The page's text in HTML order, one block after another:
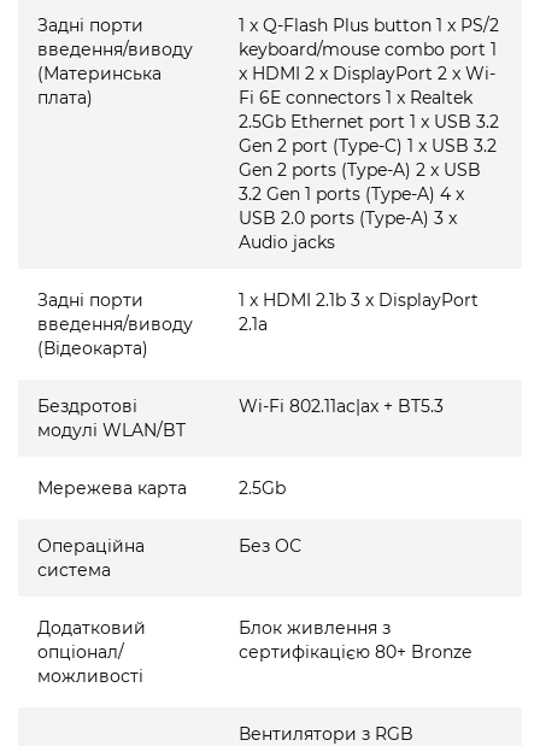
Задні порти
введення/виводу
(Материнська
плата)
1 x Q-Flash Plus button 1 x PS/2
keyboard/mouse combo port 1
x HDMI 2 x DisplayPort 2 x Wi-
Fi 6E connectors 1 x Realtek
2.5Gb Ethernet port 1 x USB 3.2
Gen 2 port (Type-C) 1 x USB 3.2
Gen 2 ports (Type-A) 2 x USB
3.2 Gen 1 ports (Type-A) 4 x
USB 2.0 ports (Type-A) 3 x
Audio jacks
Задні порти
введення/виводу
(Відеокарта)
1 x HDMI 2.1b 3 x DisplayPort
2.1a
Бездротові
модулі WLAN/BT
Wi-Fi 802.11ac|ax + BT5.3
Мережева карта 2.5Gb
Операційна
система
Без ОС
Додатковий
опціонал/
можливості
Блок живлення з
сертифікацією 80+ Bronze
Вентилятори з RGB